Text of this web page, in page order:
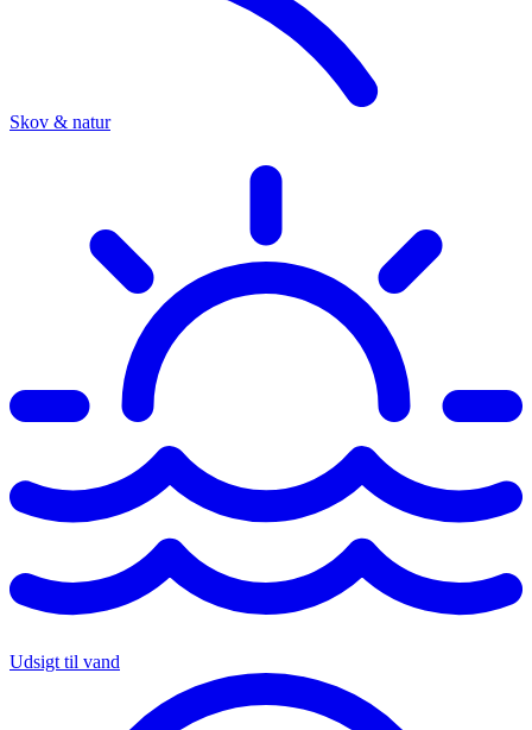
Skov & natur
Udsigt til vand